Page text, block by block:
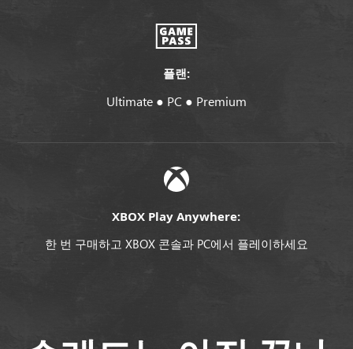
플랜:
Ultimate ● PC ● Premium
XBOX Play Anywhere:
한 번 구매하고 XBOX 콘솔과 PC에서 플레이하세요